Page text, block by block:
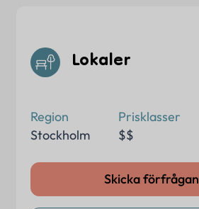
Lokaler
Skicka förfrågan
Region
Stockholm
Prisklasser
$$